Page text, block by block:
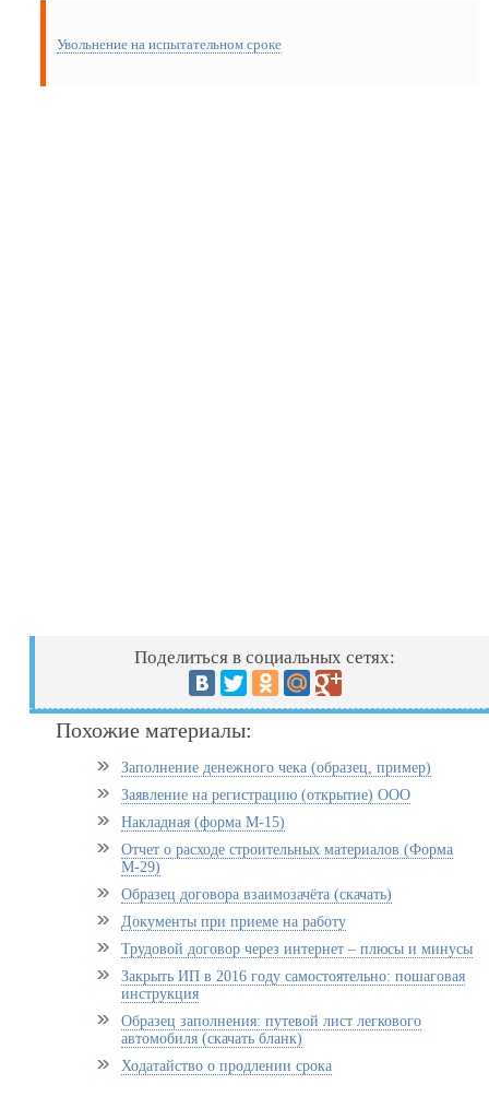
Увольнение на испытательном сроке
Поделиться в социальных сетях:
Похожие материалы:
Заполнение денежного чека (образец, пример)
Заявление на регистрацию (открытие) ООО
Накладная (форма М-15)
Отчет о расходе строительных материалов (Форма
М-29)
Образец договора взаимозачёта (скачать)
Документы при приеме на работу
Трудовой договор через интернет – плюсы и минусы
Закрыть ИП в 2016 году самостоятельно: пошаговая
инструкция
Образец заполнения: путевой лист легкового
автомобиля (скачать бланк)
Ходатайство о продлении срока